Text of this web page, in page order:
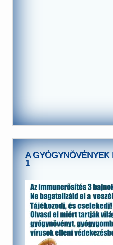
A GYÓGYNÖVÉNYEK
1